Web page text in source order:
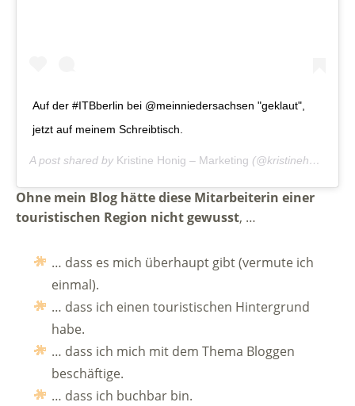
Auf der #ITBberlin bei @meinniedersachsen "geklaut",
jetzt auf meinem Schreibtisch.
A post shared by Kristine Honig – Marketing (@kristinehonigmarketing) on
Ohne mein Blog hätte diese Mitarbeiterin einer
touristischen Region nicht gewusst, …
… dass es mich überhaupt gibt (vermute ich
einmal).
… dass ich einen touristischen Hintergrund
habe.
… dass ich mich mit dem Thema Bloggen
beschäftige.
… dass ich buchbar bin.